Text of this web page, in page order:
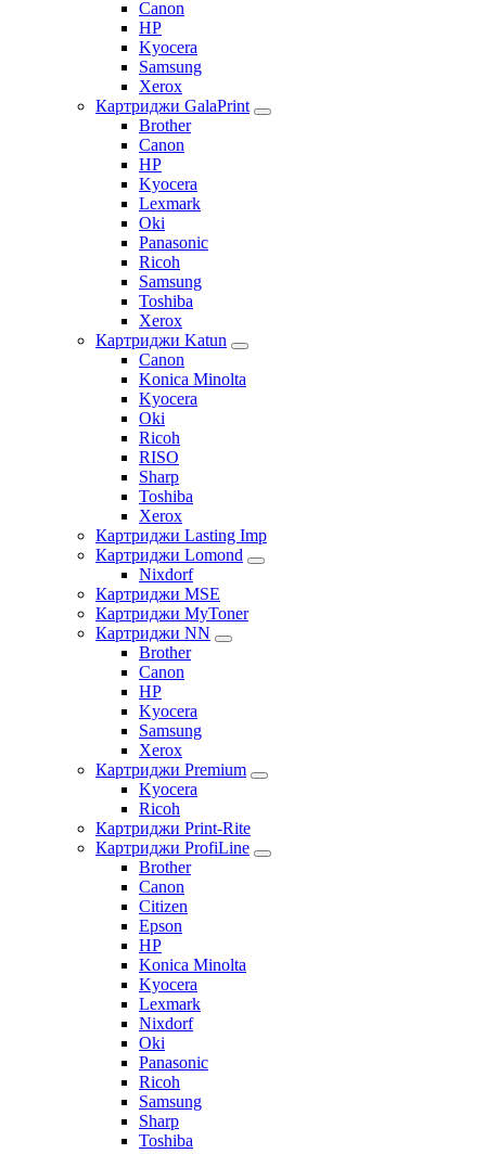
Canon
HP
Kyocera
Samsung
Xerox
Картриджи GalaPrint
Brother
Canon
HP
Kyocera
Lexmark
Oki
Panasonic
Ricoh
Samsung
Toshiba
Xerox
Картриджи Katun
Canon
Konica Minolta
Kyocera
Oki
Ricoh
RISO
Sharp
Toshiba
Xerox
Картриджи Lasting Imp
Картриджи Lomond
Nixdorf
Картриджи MSE
Картриджи MyToner
Картриджи NN
Brother
Canon
HP
Kyocera
Samsung
Xerox
Картриджи Premium
Kyocera
Ricoh
Картриджи Print-Rite
Картриджи ProfiLine
Brother
Canon
Citizen
Epson
HP
Konica Minolta
Kyocera
Lexmark
Nixdorf
Oki
Panasonic
Ricoh
Samsung
Sharp
Toshiba